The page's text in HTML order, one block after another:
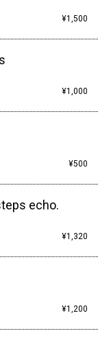
¥1,500
¥1,000
¥500
echo.
¥1,320
¥1,200